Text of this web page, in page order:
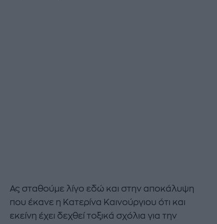
Ας σταθούμε λίγο εδώ και στην αποκάλυψη
που έκανε η Κατερίνα Καινούργιου ότι και
εκείνη έχει δεχθεί τοξικά σχόλια για την